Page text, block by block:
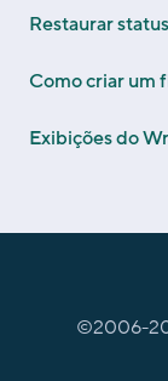
Restaurar
Como criar um
Exibições do
©2006-